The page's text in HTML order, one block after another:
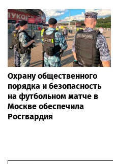
Охрану общественного
порядка и безопасность
на футбольном матче в
Москве обеспечила
Росгвардия